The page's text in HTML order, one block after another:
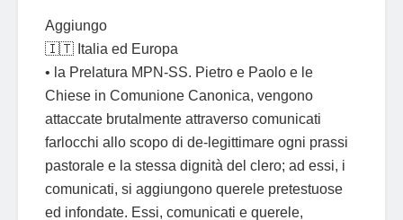
Aggiungo
🇮🇹 Italia ed Europa
• la Prelatura MPN-SS. Pietro e Paolo e le
Chiese in Comunione Canonica, vengono
attaccate brutalmente attraverso comunicati
farlocchi allo scopo di de-legittimare ogni prassi
pastorale e la stessa dignità del clero; ad essi, i
comunicati, si aggiungono querele pretestuose
ed infondate. Essi, comunicati e querele,